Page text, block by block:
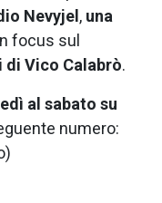
Nevyjel , una
focus sul
di Vico Calabrò.
al sabato su
numero: